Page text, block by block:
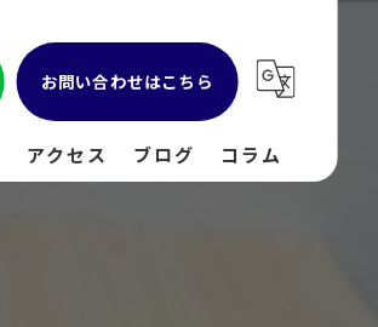
お問い合わせはこちら
アクセス ブログ コラム